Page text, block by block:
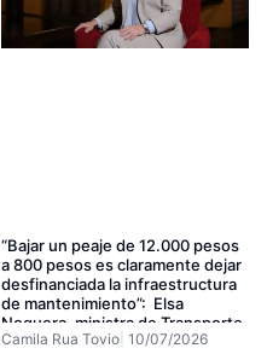
“Bajar un peaje de 12.000 pesos
a 800 pesos es claramente dejar
desfinanciada la infraestructura
de mantenimiento”: Elsa
Noguera, ministra de Transporte
designada
Camila Rua Tovio 10/07/2026